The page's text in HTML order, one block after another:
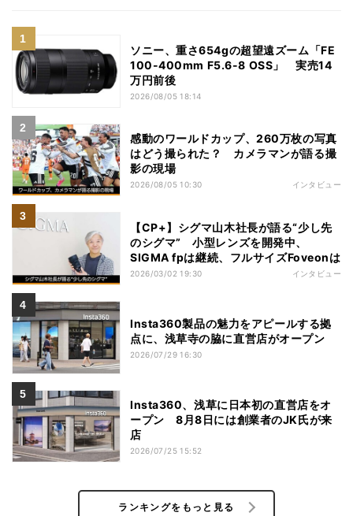
ソニー、重さ654gの超望遠ズーム「FE
100-400mm F5.6-8 OSS」 実売14
万円前後
2026/08/05 18:14
感動のワールドカップ、260万枚の写真
はどう撮られた？ カメラマンが語る撮
影の現場
2026/08/05 10:30 インタビュー
【CP+】シグマ山木社長が語る“少し先
のシグマ” 小型レンズを開発中、
SIGMA fpは継続、フルサイズFoveonは
2026/03/02 19:30 インタビュー
Insta360製品の魅力をアピールする拠
点に、浅草寺の脇に直営店がオープン
2026/07/29 16:30
Insta360、浅草に日本初の直営店をオ
ープン 8月8日には創業者のJK氏が来
店
2026/07/25 15:52
ランキングをもっと見る